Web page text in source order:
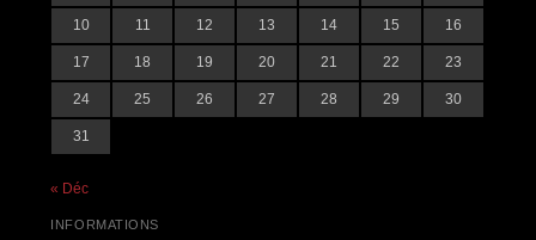
10 11 12 13 14 15 16
17 18 19 20 21 22 23
24 25 26 27 28 29 30
31
« Déc
INFORMATIONS